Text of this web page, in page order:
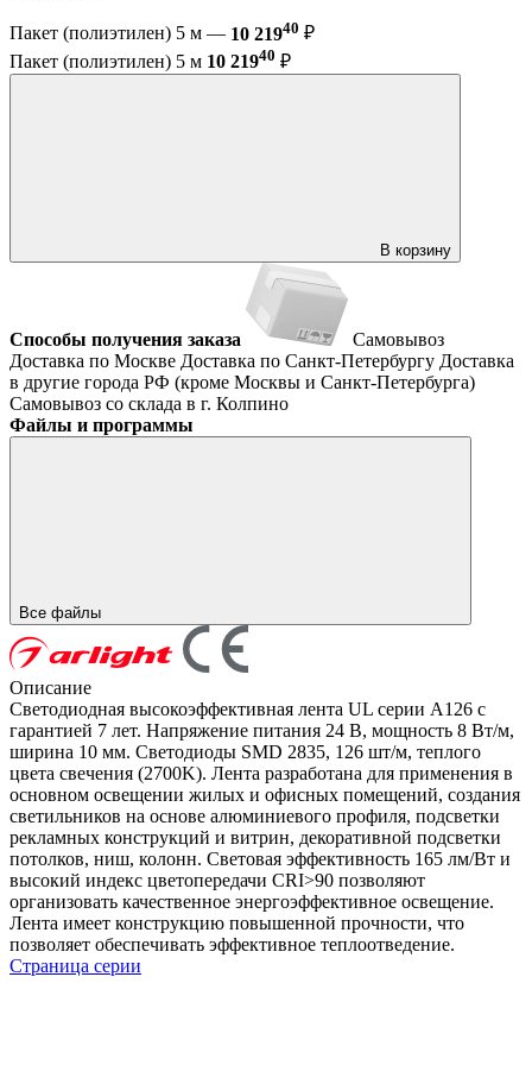
Пакет (полиэтилен) 5 м — 10 21940 ₽
Пакет (полиэтилен) 5 м 10 21940 ₽
В корзину
Способы получения заказа
Самовывоз
Доставка по Москве Доставка по Санкт-Петербургу Доставка
в другие города РФ (кроме Москвы и Санкт-Петербурга)
Самовывоз со склада в г. Колпино
Файлы и программы
Все файлы
Описание
Светодиодная высокоэффективная лента UL серии A126 с
гарантией 7 лет. Напряжение питания 24 В, мощность 8 Вт/м,
ширина 10 мм. Светодиоды SMD 2835, 126 шт/м, теплого
цвета свечения (2700K). Лента разработана для применения в
основном освещении жилых и офисных помещений, создания
светильников на основе алюминиевого профиля, подсветки
рекламных конструкций и витрин, декоративной подсветки
потолков, ниш, колонн. Световая эффективность 165 лм/Вт и
высокий индекс цветопередачи CRI>90 позволяют
организовать качественное энергоэффективное освещение.
Лента имеет конструкцию повышенной прочности, что
позволяет обеспечивать эффективное теплоотведение.
Страница серии